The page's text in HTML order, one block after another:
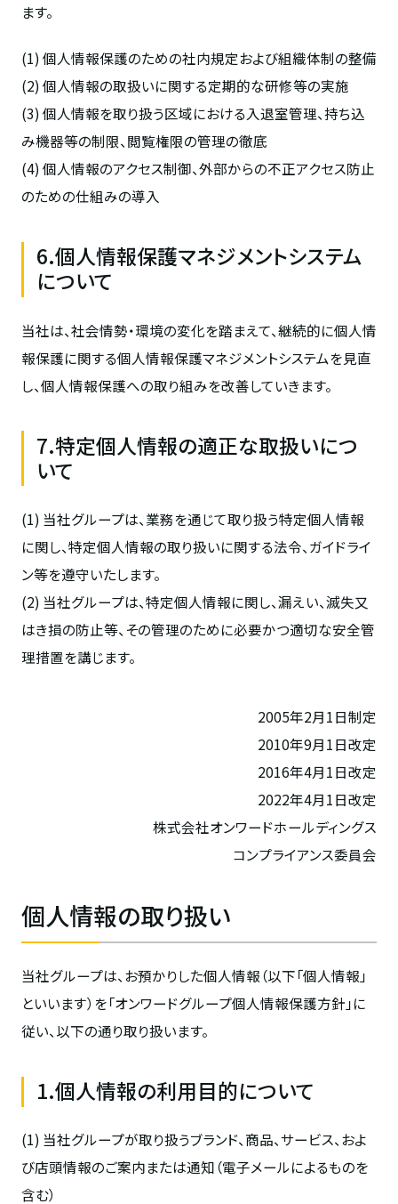
ます。
(1) 個人情報保護のための社内規定および組織体制の整備
(2) 個人情報の取扱いに関する定期的な研修等の実施
(3) 個人情報を取り扱う区域における入退室管理、持ち込
み機器等の制限、閲覧権限の管理の徹底
(4) 個人情報のアクセス制御、外部からの不正アクセス防止
のための仕組みの導入
6.個人情報保護マネジメントシステム
について
当社は、社会情勢・環境の変化を踏まえて、継続的に個人情
報保護に関する個人情報保護マネジメントシステムを見直
し、個人情報保護への取り組みを改善していきます。
7.特定個人情報の適正な取扱いにつ
いて
(1) 当社グループは、業務を通じて取り扱う特定個人情報
に関し、特定個人情報の取り扱いに関する法令、ガイドライ
ン等を遵守いたします。
(2) 当社グループは、特定個人情報に関し、漏えい、滅失又
はき損の防止等、その管理のために必要かつ適切な安全管
理措置を講じます。
2005年2月1日制定
2010年9月1日改定
2016年4月1日改定
2022年4月1日改定
株式会社オンワードホールディングス
コンプライアンス委員会
個人情報の取り扱い
当社グループは、お預かりした個人情報（以下「個人情報」
といいます）を「オンワードグループ個人情報保護方針」に
従い、以下の通り取り扱います。
1.個人情報の利用目的について
(1) 当社グループが取り扱うブランド、商品、サービス、およ
び店頭情報のご案内または通知（電子メールによるものを
含む）